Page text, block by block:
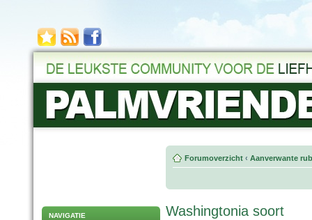
NAVIGATIE
Forumoverzicht ‹ Aanverwante
Washingtonia soort